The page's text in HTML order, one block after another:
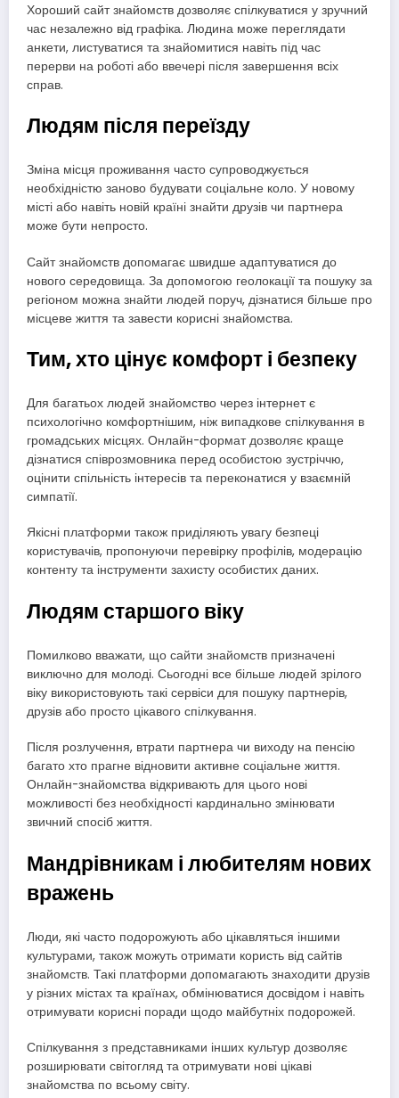
Хороший сайт знайомств дозволяє спілкуватися у зручний
час незалежно від графіка. Людина може переглядати
анкети, листуватися та знайомитися навіть під час
перерви на роботі або ввечері після завершення всіх
справ.
Людям після переїзду
Зміна місця проживання часто супроводжується
необхідністю заново будувати соціальне коло. У новому
місті або навіть новій країні знайти друзів чи партнера
може бути непросто.
Сайт знайомств допомагає швидше адаптуватися до
нового середовища. За допомогою геолокації та пошуку за
регіоном можна знайти людей поруч, дізнатися більше про
місцеве життя та завести корисні знайомства.
Тим, хто цінує комфорт і безпеку
Для багатьох людей знайомство через інтернет є
психологічно комфортнішим, ніж випадкове спілкування в
громадських місцях. Онлайн-формат дозволяє краще
дізнатися співрозмовника перед особистою зустріччю,
оцінити спільність інтересів та переконатися у взаємній
симпатії.
Якісні платформи також приділяють увагу безпеці
користувачів, пропонуючи перевірку профілів, модерацію
контенту та інструменти захисту особистих даних.
Людям старшого віку
Помилково вважати, що сайти знайомств призначені
виключно для молоді. Сьогодні все більше людей зрілого
віку використовують такі сервіси для пошуку партнерів,
друзів або просто цікавого спілкування.
Після розлучення, втрати партнера чи виходу на пенсію
багато хто прагне відновити активне соціальне життя.
Онлайн-знайомства відкривають для цього нові
можливості без необхідності кардинально змінювати
звичний спосіб життя.
Мандрівникам і любителям нових
вражень
Люди, які часто подорожують або цікавляться іншими
культурами, також можуть отримати користь від сайтів
знайомств. Такі платформи допомагають знаходити друзів
у різних містах та країнах, обмінюватися досвідом і навіть
отримувати корисні поради щодо майбутніх подорожей.
Спілкування з представниками інших культур дозволяє
розширювати світогляд та отримувати нові цікаві
знайомства по всьому світу.